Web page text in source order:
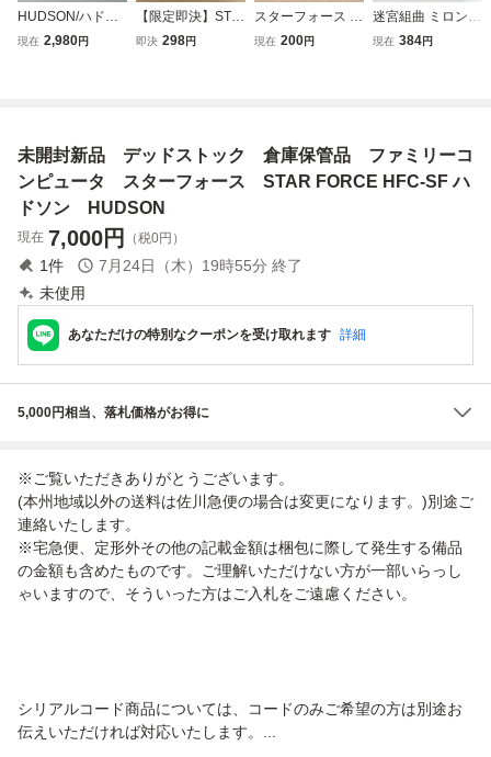
HUDSON/ハドソ
ン STAR FORC
現在 2,980円
【限定即決】STA
R FORCE スター
即決 298円
スターフォース H
FC-SF テーカン
現在 200円
迷宮組曲 ミロンの
大冒険 1986 HUD
カートリッジ
現在 384円
未開封新品 デッドストック 倉庫保管品 ファミリーコ
ンピュータ スターフォース STAR FORCE HFC-SF ハ
ドソン HUDSON
現在 7,000円 （税0円）
1件 7月24日（木）19時55分 終了
未使用
あなただけの特別なクーポンを受け取れます 詳細
5,000円相当、落札価格がお得に
※ご覧いただきありがとうございます。
(本州地域以外の送料は佐川急便の場合は変更になります。)別途ご
連絡いたします。
※宅急便、定形外その他の記載金額は梱包に際して発生する備品
の金額も含めたものです。ご理解いただけない方が一部いらっし
ゃいますので、そういった方はご入札をご遠慮ください。
シリアルコード商品については、コードのみご希望の方は別途お
伝えいただければ対応いたします。...